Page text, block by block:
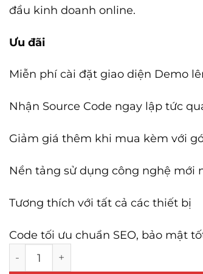
đầu kinh doanh online.
Ưu đãi
Miễn phí cài đặt giao diện Demo
Nhận Source Code ngay lập tức
Giảm giá thêm khi mua kèm với
Nền tảng sử dụng công nghệ mới
Tương thích với tất cả các thiết bị
Code tối ưu chuẩn SEO, bảo mật